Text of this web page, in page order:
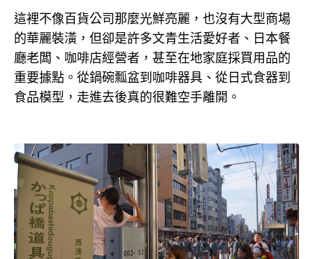
這裡不像百貨公司那麼光鮮亮麗，也沒有大型商場
的華麗裝潢，但卻是許多文青生活愛好者、日本餐
廳老闆、咖啡店經營者，甚至在地家庭採買用品的
重要據點。從鍋碗瓢盆到咖啡器具、從日式食器到
食品模型，走進去後真的很難空手離開。